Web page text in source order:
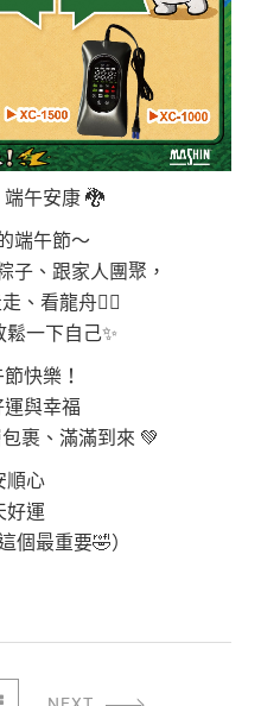
午安康 🐉
端午節～
子、跟家人團聚，
、看龍舟🚣‍♂️
一下自己✨
快樂！
與幸福
裹、滿滿到來 💚
順心
好運
個最重要🤣）